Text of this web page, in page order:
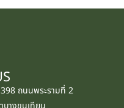
ถนนพระรามที่ 2
บางขุนเทียน